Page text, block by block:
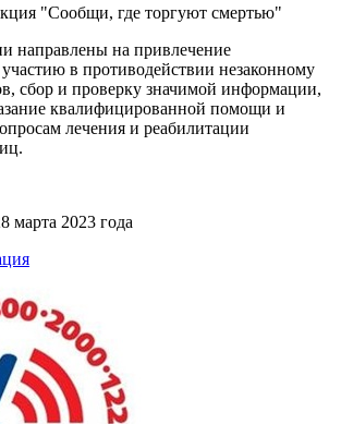
"Сообщи, где торгуют смертью"
направлены на привлечение
в противодействии незаконному
сбор и проверку значимой информации,
квалифицированной помощи и
лечения и реабилитации
марта 2023 года